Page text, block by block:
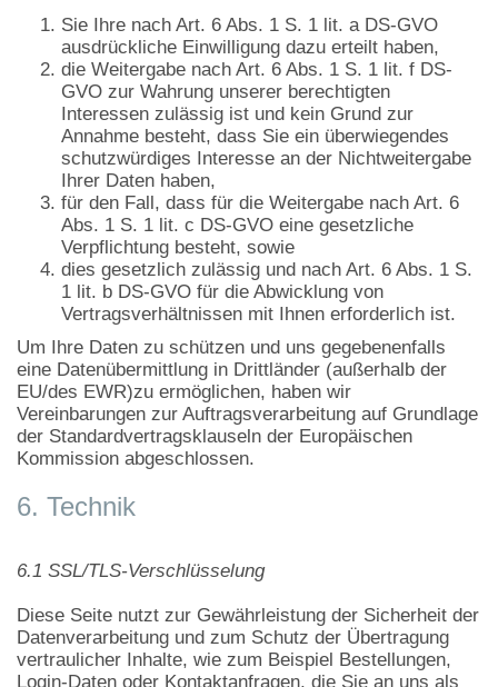
Sie Ihre nach Art. 6 Abs. 1 S. 1 lit. a DS-GVO
ausdrückliche Einwilligung dazu erteilt haben,
die Weitergabe nach Art. 6 Abs. 1 S. 1 lit. f DS-
GVO zur Wahrung unserer berechtigten
Interessen zulässig ist und kein Grund zur
Annahme besteht, dass Sie ein überwiegendes
schutzwürdiges Interesse an der Nichtweitergabe
Ihrer Daten haben,
für den Fall, dass für die Weitergabe nach Art. 6
Abs. 1 S. 1 lit. c DS-GVO eine gesetzliche
Verpflichtung besteht, sowie
dies gesetzlich zulässig und nach Art. 6 Abs. 1 S.
1 lit. b DS-GVO für die Abwicklung von
Vertragsverhältnissen mit Ihnen erforderlich ist.
Um Ihre Daten zu schützen und uns gegebenenfalls
eine Datenübermittlung in Drittländer (außerhalb der
EU/des EWR)zu ermöglichen, haben wir
Vereinbarungen zur Auftragsverarbeitung auf Grundlage
der Standardvertragsklauseln der Europäischen
Kommission abgeschlossen.
6. Technik
6.1 SSL/TLS-Verschlüsselung
Diese Seite nutzt zur Gewährleistung der Sicherheit der
Datenverarbeitung und zum Schutz der Übertragung
vertraulicher Inhalte, wie zum Beispiel Bestellungen,
Login-Daten oder Kontaktanfragen, die Sie an uns als